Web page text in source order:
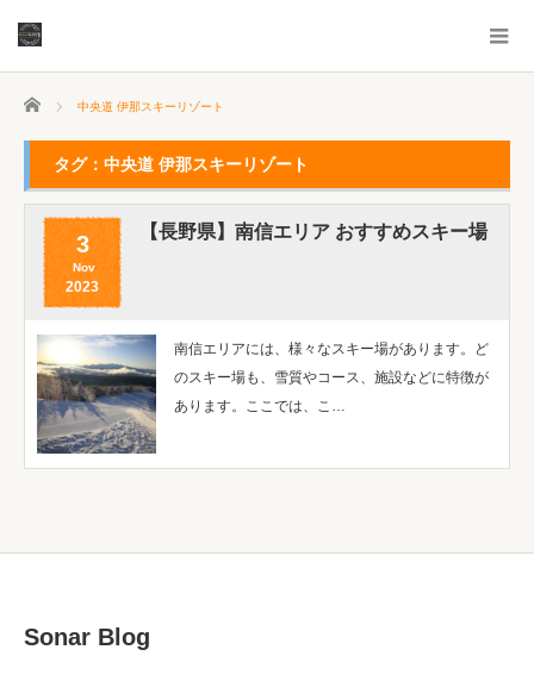
ホーム 中央道 伊那スキーリゾート
タグ：中央道 伊那スキーリゾート
3
Nov
2023
【長野県】南信エリア おすすめスキー場
南信エリアには、様々なスキー場があります。ど
のスキー場も、雪質やコース、施設などに特徴が
あります。ここでは、こ…
Sonar Blog